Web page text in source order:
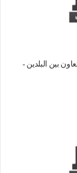
بين البلدين -